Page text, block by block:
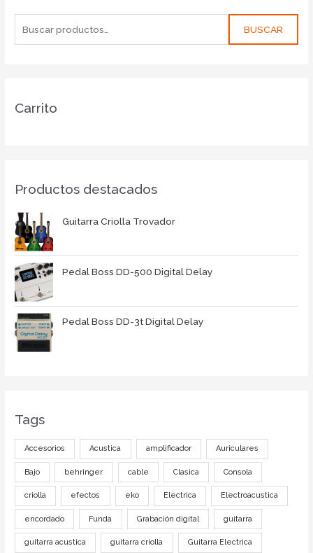
BUSCAR
Carrito
Productos destacados
Guitarra Criolla Trovador
Pedal Boss DD-500 Digital Delay
Pedal Boss DD-3t Digital Delay
Tags
Accesorios Acustica amplificador Auriculares
Bajo behringer cable Clasica Consola
criolla efectos eko Electrica Electroacustica
encordado Funda Grabación digital guitarra
guitarra acustica guitarra criolla Guitarra Electrica